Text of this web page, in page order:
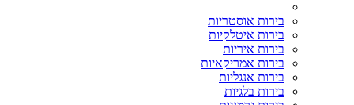
בירות אוסטריות
בירות איטלקיות
בירות איריות
בירות אמריקאיות
בירות אנגליות
בירות בלגיות